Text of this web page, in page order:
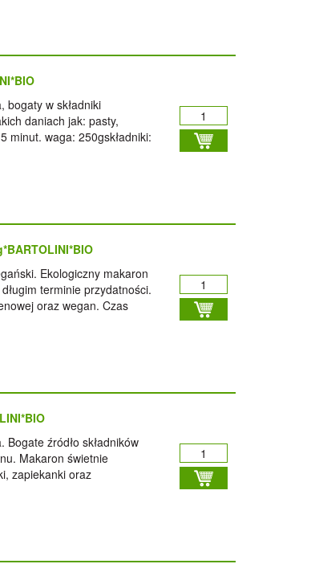
bogaty w składniki
daniach jak: pasty,
minut. waga: 250gskładniki:
Ekologiczny makaron
terminie przydatności.
oraz wegan. Czas
źródło składników
Makaron świetnie
zapiekanki oraz